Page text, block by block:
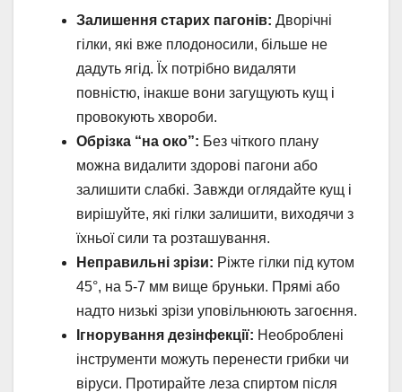
Залишення старих пагонів: Дворічні
гілки, які вже плодоносили, більше не
дадуть ягід. Їх потрібно видаляти
повністю, інакше вони загущують кущ і
провокують хвороби.
Обрізка “на око”: Без чіткого плану
можна видалити здорові пагони або
залишити слабкі. Завжди оглядайте кущ і
вирішуйте, які гілки залишити, виходячи з
їхньої сили та розташування.
Неправильні зрізи: Ріжте гілки під кутом
45°, на 5-7 мм вище бруньки. Прямі або
надто низькі зрізи уповільнюють загоєння.
Ігнорування дезінфекції: Необроблені
інструменти можуть перенести грибки чи
віруси. Протирайте леза спиртом після